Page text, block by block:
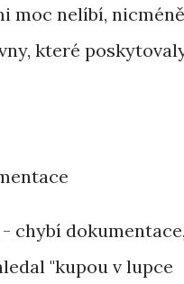
moc nelíbí, nicméně
které
chybí
"kupou v lupce